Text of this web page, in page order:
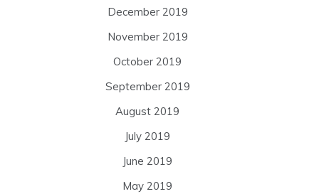
December 2019
November 2019
October 2019
September 2019
August 2019
July 2019
June 2019
May 2019